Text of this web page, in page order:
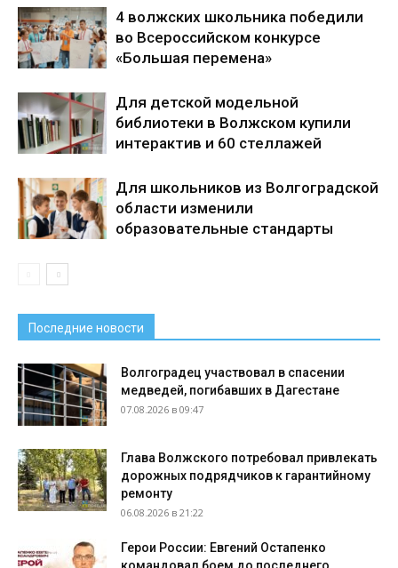
4 волжских школьника победили
во Всероссийском конкурсе
«Большая перемена»
Для детской модельной
библиотеки в Волжском купили
интерактив и 60 стеллажей
Для школьников из Волгоградской
области изменили
образовательные стандарты
Последние новости
Волгоградец участвовал в спасении
медведей, погибавших в Дагестане
07.08.2026 в 09:47
Глава Волжского потребовал привлекать
дорожных подрядчиков к гарантийному
ремонту
06.08.2026 в 21:22
Герои России: Евгений Остапенко